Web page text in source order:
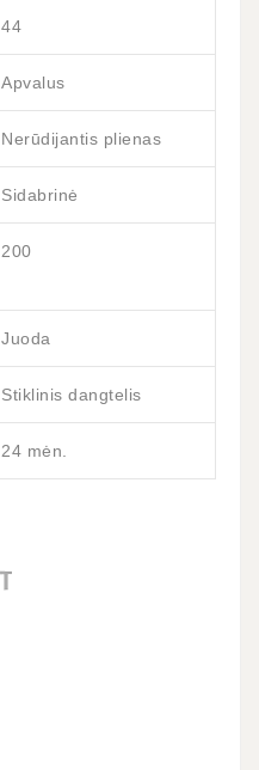
44
Apvalus
Nerūdijantis plienas
Sidabrinė
200
Juoda
Stiklinis dangtelis
24 mėn.